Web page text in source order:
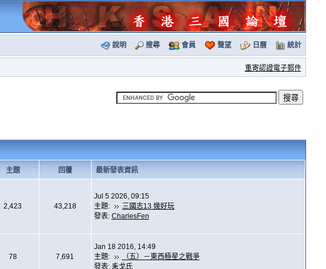
說明 搜尋 會員 聲望 日曆 統計
重寄認證電子郵件
主題 回覆 最新發表資訊
2,423 43,218
Jul 5 2026, 09:15
主題:
三國志13 幾好玩
發表: CharlesFen
78 7,691
Jan 18 2016, 14:49
主題:
（五）－東西極星之戰爭
發表: 耒戈氏